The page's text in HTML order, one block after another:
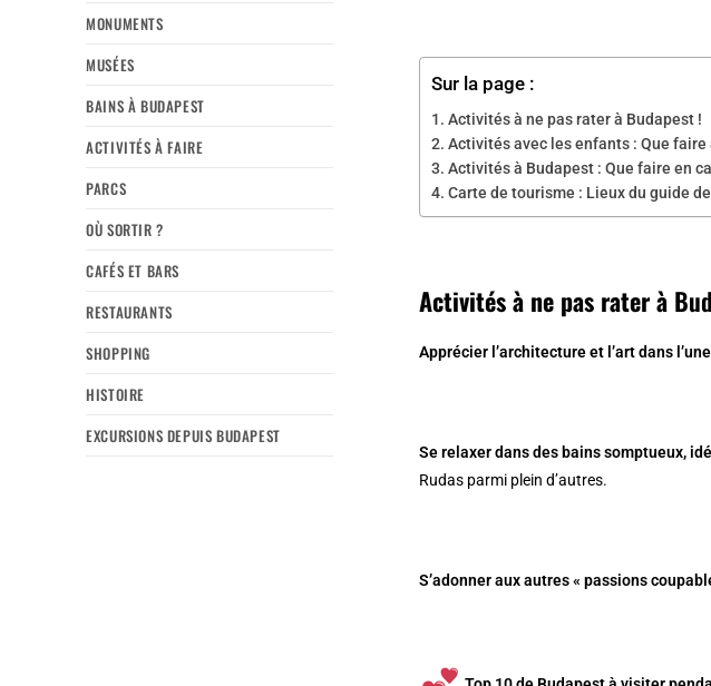
Sur la page :
Activités à ne pas rater à Budapest !
Activités avec les enfants : Que
Activités à Budapest : Que faire en
Carte de tourisme : Lieux du guide
Activités à ne pas rater à
Apprécier l’architecture et l’art dans
Se relaxer dans des bains somptueux,
Rudas parmi plein d’autres.
S’adonner aux autres « passions
MONUMENTS
MUSÉES
BAINS À BUDAPEST
ACTIVITÉS À FAIRE
PARCS
OÙ SORTIR ?
CAFÉS ET BARS
RESTAURANTS
SHOPPING
HISTOIRE
EXCURSIONS DEPUIS BUDAPEST